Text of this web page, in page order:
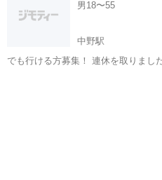
ん 初めて来てくださる方の卓...
男18〜55
中野駅
でも行ける方募集！ 連休を取りまし